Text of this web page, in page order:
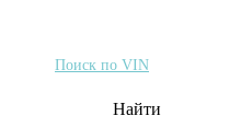
Поиск по VIN
Найти